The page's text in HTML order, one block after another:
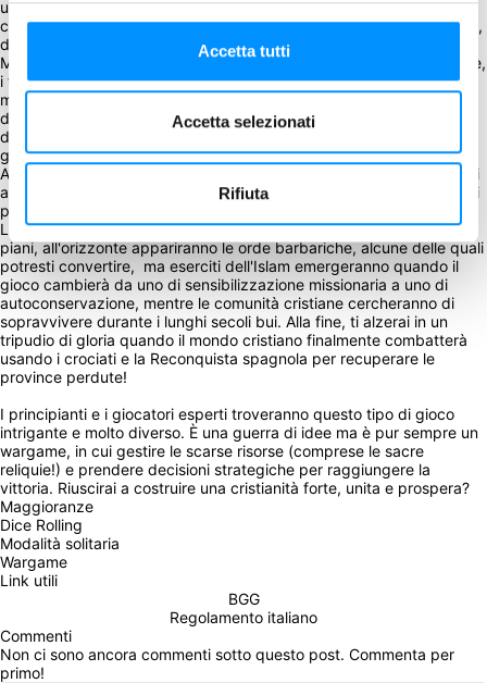
Accetta tutti
Accetta selezionati
Rifiuta
un solitario di "grande strategia", che copre 1.200 anni di storia
cristiana, su una mappa dell'antico Mediterraneo, del Vicino Oriente,
dell'Europa e dell'Africa.
Mentre le attività degli imperi e della politica si svolgono intorno a te,
i tuoi missionari diffondono la fede cristiana e convertono aree della
mappa alla tua nuova religione. Ogni turno copre decenni e il flusso
di gioco insegnerà ai giocatori l'espansione e le battaglie dottrinali
del cristianesimo primitivo mentre costruisci istituzioni per educare,
guarire e ispirare le società con cui vieni a contatto.
Apostoli e brillanti teologi ti aiuteranno a evangelizzare, ma arriverai
a fare affidamento sullo Stato Romano-Bizantino e sui regni cristiani
per consolidare e difendere la fede.
Le eresie e gli scismi nella Chiesa cercheranno di sventare i tuoi
piani, all'orizzonte appariranno le orde barbariche, alcune delle quali
potresti convertire,  ma eserciti dell'Islam emergeranno quando il
gioco cambierà da uno di sensibilizzazione missionaria a uno di
autoconservazione, mentre le comunità cristiane cercheranno di
sopravvivere durante i lunghi secoli bui. Alla fine, ti alzerai in un
tripudio di gloria quando il mondo cristiano finalmente combatterà
usando i crociati e la Reconquista spagnola per recuperare le
province perdute!
I principianti e i giocatori esperti troveranno questo tipo di gioco
intrigante e molto diverso. È una guerra di idee ma è pur sempre un
wargame, in cui gestire le scarse risorse (comprese le sacre
reliquie!) e prendere decisioni strategiche per raggiungere la
vittoria. Riuscirai a costruire una cristianità forte, unita e prospera?
Maggioranze
Dice Rolling
Modalità solitaria
Wargame
Link utili
BGG
Regolamento italiano
Commenti
Non ci sono ancora commenti sotto questo post. Commenta per
primo!